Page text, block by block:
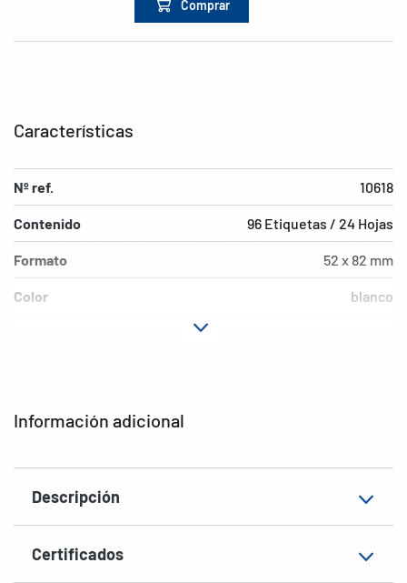
Comprar
Información adicional
Descripción
Certificados
Características
Nº ref. 10618
Contenido 96 Etiquetas / 24 Hojas
Formato 52 x 82 mm
Color blanco
Gramaje
Superficie mate